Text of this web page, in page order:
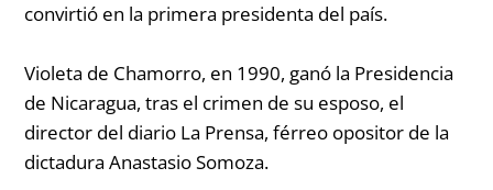
convirtió en la primera presidenta del país.
Violeta de Chamorro, en 1990, ganó la Presidencia
de Nicaragua, tras el crimen de su esposo, el
director del diario La Prensa, férreo opositor de la
dictadura Anastasio Somoza.